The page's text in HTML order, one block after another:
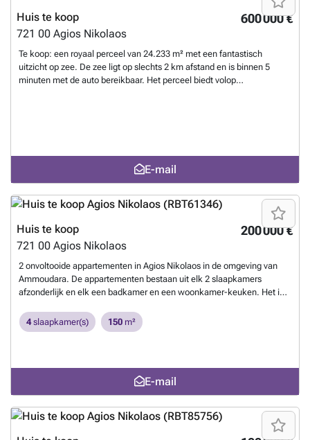
600 000 €
Huis te koop
721 00 Agios Nikolaos
Te koop: een royaal perceel van 24.233 m² met een fantastisch
uitzicht op zee. De zee ligt op slechts 2 km afstand en is binnen 5
minuten met de auto bereikbaar. Het perceel biedt volop
E-mail
200 000 €
Huis te koop
721 00 Agios Nikolaos
2 onvoltooide appartementen in Agios Nikolaos in de omgeving van
Ammoudara. De appartementen bestaan ​​uit elk 2 slaapkamers
afzonderlijk en elk een badkamer en een woonkamer-keuken. Het is
uitzicht op de zee en de bergen. De afstand vanaf de zee is ongeveer 5
minuten met de auto en vanaf de stad Agios Nikolaos is het 30
4slaapkamer(s) 150 m²
E-mail